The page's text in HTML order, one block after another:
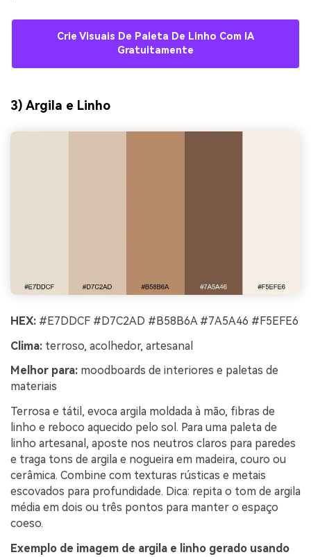
Crie Visuais De Paleta De Linho Com IA
Gratuitamente
3) Argila e Linho
HEX: #E7DDCF #D7C2AD #B58B6A #7A5A46 #F5EFE6
Clima: terroso, acolhedor, artesanal
Melhor para: moodboards de interiores e paletas de
materiais
Terrosa e tátil, evoca argila moldada à mão, fibras de
linho e reboco aquecido pelo sol. Para uma paleta de
linho artesanal, aposte nos neutros claros para paredes
e traga tons de argila e nogueira em madeira, couro ou
cerâmica. Combine com texturas rústicas e metais
escovados para profundidade. Dica: repita o tom de argila
média em dois ou três pontos para manter o espaço
coeso.
Exemplo de imagem de argila e linho gerado usando